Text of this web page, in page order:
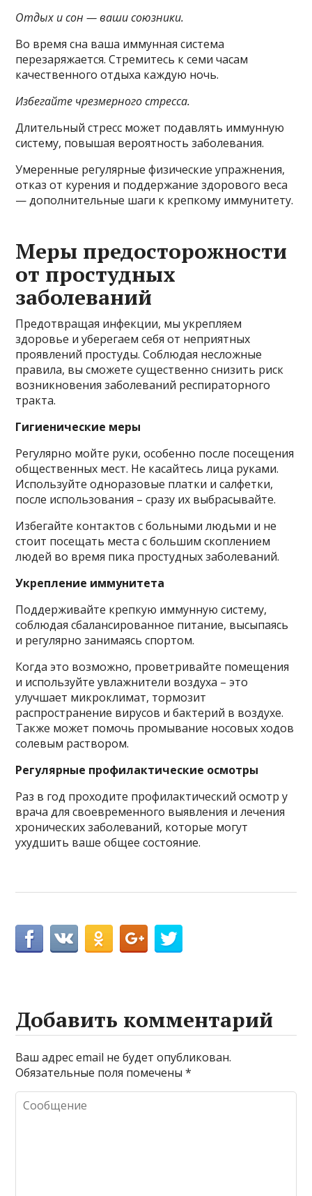
Отдых и сон — ваши союзники.
Во время сна ваша иммунная система
перезаряжается. Стремитесь к семи часам
качественного отдыха каждую ночь.
Избегайте чрезмерного стресса.
Длительный стресс может подавлять иммунную
систему, повышая вероятность заболевания.
Умеренные регулярные физические упражнения,
отказ от курения и поддержание здорового веса
— дополнительные шаги к крепкому иммунитету.
Меры предосторожности
от простудных
заболеваний
Предотвращая инфекции, мы укрепляем
здоровье и уберегаем себя от неприятных
проявлений простуды. Соблюдая несложные
правила, вы сможете существенно снизить риск
возникновения заболеваний респираторного
тракта.
Гигиенические меры
Регулярно мойте руки, особенно после посещения
общественных мест. Не касайтесь лица руками.
Используйте одноразовые платки и салфетки,
после использования – сразу их выбрасывайте.
Избегайте контактов с больными людьми и не
стоит посещать места с большим скоплением
людей во время пика простудных заболеваний.
Укрепление иммунитета
Поддерживайте крепкую иммунную систему,
соблюдая сбалансированное питание, высыпаясь
и регулярно занимаясь спортом.
Когда это возможно, проветривайте помещения
и используйте увлажнители воздуха – это
улучшает микроклимат, тормозит
распространение вирусов и бактерий в воздухе.
Также может помочь промывание носовых ходов
солевым раствором.
Регулярные профилактические осмотры
Раз в год проходите профилактический осмотр у
врача для своевременного выявления и лечения
хронических заболеваний, которые могут
ухудшить ваше общее состояние.
Добавить комментарий
Ваш адрес email не будет опубликован.
Обязательные поля помечены*